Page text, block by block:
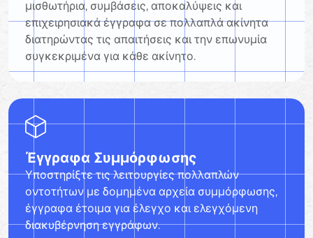
μισθωτήρια, συμβάσεις, αποκαλύψεις και
επιχειρησιακά έγγραφα σε πολλαπλά ακίνητα
διατηρώντας τις απαιτήσεις και την επωνυμία
συγκεκριμένα για κάθε ακίνητο.
Έγγραφα Συμμόρφωσης
Υποστηρίξτε τις λειτουργίες πολλαπλών
οντοτήτων με δομημένα αρχεία συμμόρφωσης,
έγγραφα έτοιμα για έλεγχο και ελεγχόμενη
διακυβέρνηση εγγράφων.